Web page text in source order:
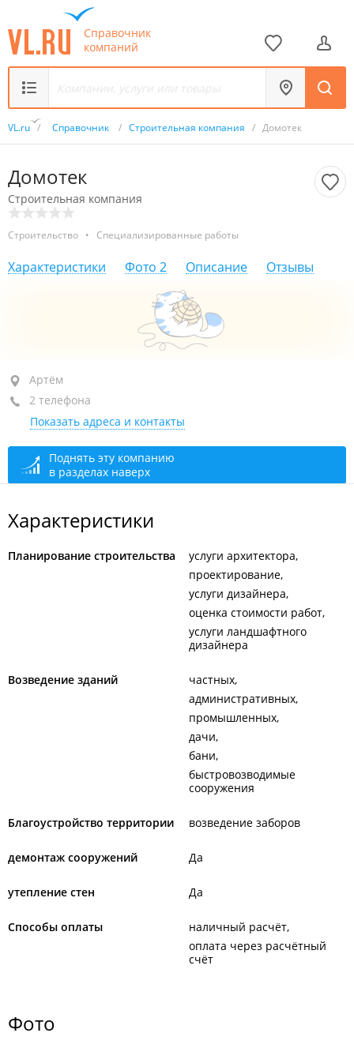
Справочник
компаний
VL.ru / Справочник / Строительная компания / Домотек
Домотек
Строительная компания
Строительство • Специализированные работы
Характеристики Фото 2 Описание Отзывы
Артём, пер. Пролетарский, 7
+7 924 242-34-32
+7 (423) 200-02-81
сегодня закрыто
Артём
2 телефона
Показать адреса и контакты
Поднять эту компанию
в разделах наверх
Характеристики
Планирование строительства
услуги архитектора
проектирование
услуги дизайнера
оценка стоимости работ
услуги ландшафтного
дизайнера
Возведение зданий
частных
административных
промышленных
дачи
бани
быстровозводимые
сооружения
Благоустройство территории возведение заборов
демонтаж сооружений Да
утепление стен Да
Способы оплаты
наличный расчёт
оплата через расчётный
счёт
Фото